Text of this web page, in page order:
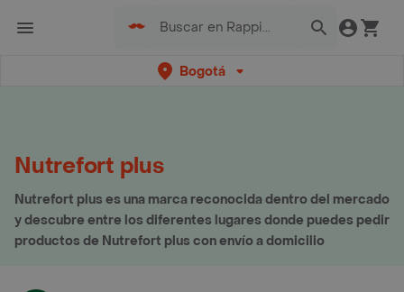
Bogotá
Nutrefort plus
Nutrefort plus es una marca reconocida dentro del mercado
y descubre entre los diferentes lugares donde puedes pedir
productos de Nutrefort plus con envío a domicilio